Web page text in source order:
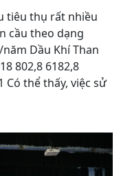
tiêu thụ rất nhiều
cầu theo dạng
Dầu Khí Than
802,8 6182,8
Có thể thấy, việc sử